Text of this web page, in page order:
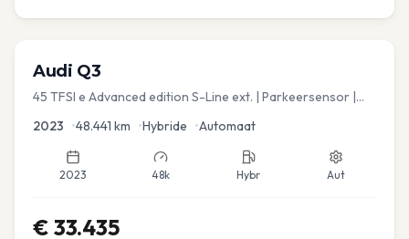
Audi Q3
45 TFSI e Advanced edition S-Line ext. | Parkeersensor |
2023 •48.441 km •Hybride •Automaat
2023 48k Hybr Aut
€ 33.435